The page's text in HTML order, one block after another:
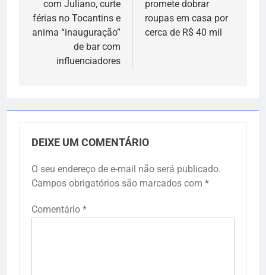
Post
com Juliano, curte
férias no Tocantins e
anima “inauguração”
de bar com
influenciadores
promete dobrar
roupas em casa por
cerca de R$ 40 mil
DEIXE UM COMENTÁRIO
O seu endereço de e-mail não será publicado.
Campos obrigatórios são marcados com *
Comentário *